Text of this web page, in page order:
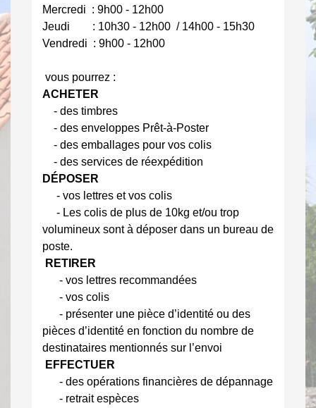
Mercredi : 9h00 - 12h00
Jeudi : 10h30 - 12h00 / 14h00 - 15h30
Vendredi : 9h00 - 12h00
vous pourrez :
ACHETER
- des timbres
- des enveloppes Prêt-à-Poster
- des emballages pour vos colis
- des services de réexpédition
DÉPOSER
- vos lettres et vos colis
- Les colis de plus de 10kg et/ou trop
volumineux sont à déposer dans un bureau de
poste.
RETIRER
- vos lettres recommandées
- vos colis
- présenter une pièce d’identité ou des
pièces d’identité en fonction du nombre de
destinataires mentionnés sur l’envoi
EFFECTUER
- des opérations financières de dépannage
- retrait espèces